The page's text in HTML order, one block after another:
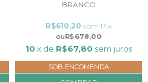
BRANCO
R$678,00
R$610,20 com Pix
10 x de R$67,80 sem juros
SOB ENCOMENDA